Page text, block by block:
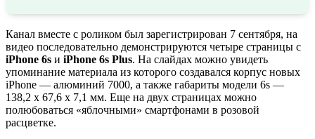
Канал вместе с роликом был зарегистрирован 7 сентября, на
видео последовательно демонстрируются четыре страницы с
iPhone 6s и iPhone 6s Plus. На слайдах можно увидеть
упоминание материала из которого создавался корпус новых
iPhone — алюминий 7000, а также габариты модели 6s —
138,2 х 67,6 х 7,1 мм. Еще на двух страницах можно
полюбоваться «яблочными» смартфонами в розовой
расцветке.